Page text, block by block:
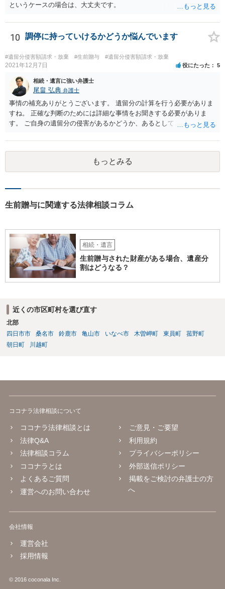
というケースの場合は、大丈夫です。
10 調停に持っていけるかどうか悩んでいます
#遺留分侵害額請求・放棄 #生前贈与 #遺留分侵害額請求・放棄
2021年12月7日 役にたった 5
相続・遺言に強い弁護士
尾畠 弘典 弁護士
事情の補充ありがとうございます。 遺留分の計算を行う必要がありま
すね。 正確な判断のためには詳細な事情をお聞きする必要がありま
す。 ご自身の遺留分の侵害があるかどうか、あるとしてどの程度の金
相談されるのが良いと思います。
もっとみる
生前贈与に関連する法律相談コラム
相続・遺言
生前贈与された財産がある場合、遺産分
割はどうなる？
近くの市区町村を選び直す
北部
四日市市
桑名市 鈴鹿市 亀山市 いなべ市 木曽岬町 東員町
菰野町
朝日町
川越町
ココナラ法律相談について
ココナラ法律相談とは
法律Q&A
法律相談コラム
ココナラとは
よくあるご質問
運営へのお問い合わせ
ご意見・ご要望
利用規約
プライバシーポリシー
外部送信ポリシー
掲載をご検討の弁護士の方
へ
会社情報
運営会社
採用情報
© 2016 coconala Inc.